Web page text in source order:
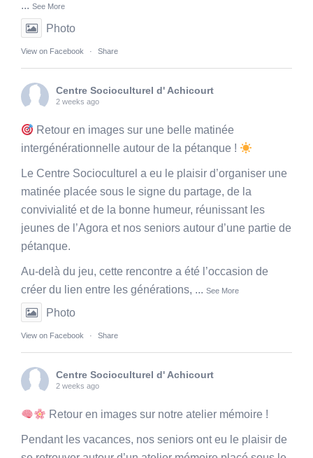
... See More
Photo
View on Facebook · Share
Centre Socioculturel d' Achicourt
2 weeks ago
Retour en images sur une belle matinée
intergénérationnelle autour de la pétanque !
Le Centre Socioculturel a eu le plaisir d’organiser une
matinée placée sous le signe du partage, de la
convivialité et de la bonne humeur, réunissant les
jeunes de l’Agora et nos seniors autour d’une partie de
pétanque.
Au-delà du jeu, cette rencontre a été l’occasion de
créer du lien entre les générations, ... See More
Photo
View on Facebook · Share
Centre Socioculturel d' Achicourt
2 weeks ago
Retour en images sur notre atelier mémoire !
Pendant les vacances, nos seniors ont eu le plaisir de